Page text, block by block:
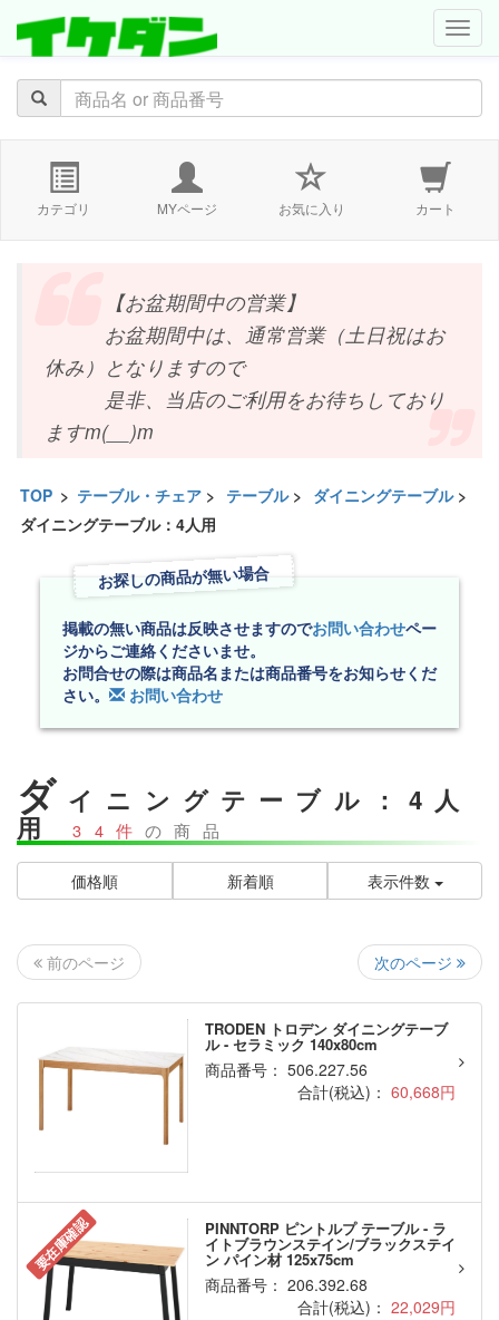
カテゴリ MYページ お気に入り カート
【お盆期間中の営業】
お盆期間中は、通常営業（土日祝はお
休み）となりますので
是非、当店のご利用をお待ちしており
ますm(__)m
TOP > テーブル・チェア > テーブル> ダイニングテーブル>
ダイニングテーブル：4人用
お探しの商品が無い場合
掲載の無い商品は反映させますのでお問い合わせペー
ジからご連絡くださいませ。
お問合せの際は商品名または商品番号をお知らせくだ
さい。
お問い合わせ
ダ イニングテーブル：4人
用34件の商品
価格順 新着順 表示件数
前のページ 次のページ
TRODEN トロデン ダイニングテーブ
ル - セラミック 140x80cm
商品番号： 506.227.56
合計(税込)： 60,668円
要在庫確認 PINNTORP ピントルプ テーブル - ラ
イトブラウンステイン/ブラックステイ
ン パイン材 125x75cm
商品番号： 206.392.68
合計(税込)： 22,029円